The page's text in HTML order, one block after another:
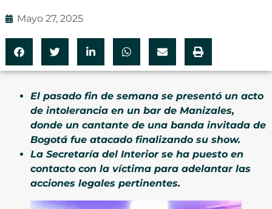
Mayo 27, 2025
El pasado fin de semana se presentó un acto
de intolerancia en un bar de Manizales,
donde un cantante de una banda invitada de
Bogotá fue atacado finalizando su show.
La Secretaría del Interior se ha puesto en
contacto con la víctima para adelantar las
acciones legales pertinentes.